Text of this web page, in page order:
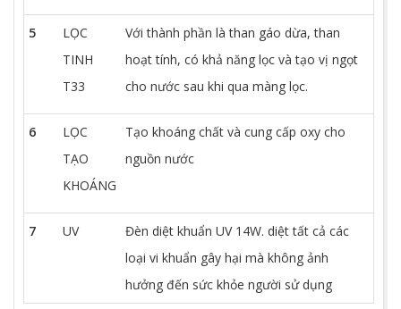
5
LỌC
TINH
T33
Với thành phần là than gáo dừa, than
hoạt tính, có khả năng lọc và tạo vị ngọt
cho nước sau khi qua màng lọc.
6
LỌC
TẠO
KHOÁNG
Tạo khoáng chất và cung cấp oxy cho
nguồn nước
7 UV
Đèn diệt khuẩn UV 14W. diệt tất cả các
loại vi khuẩn gây hại mà không ảnh
hưởng đến sức khỏe người sử dụng